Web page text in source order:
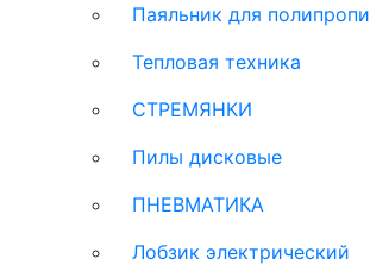
Паяльник для
Тепловая техника
СТРЕМЯНКИ
Пилы дисковые
ПНЕВМАТИКА
Лобзик электрический